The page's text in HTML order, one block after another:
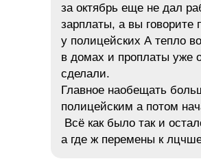
за октябрь еще не дал
зарплаты, а вы говорите
у полицейских А тепло
в домах и проплаты уже
сделали.
Главное наобещать
полицейским а потом
Всё как было так и
а где ж перемены к